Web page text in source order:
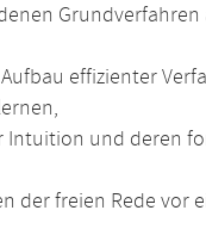
effizienter
und deren
der freien Rede vor